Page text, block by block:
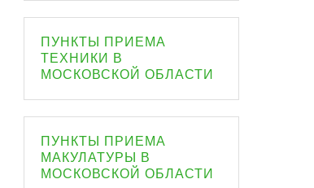
ПУНКТЫ ПРИЕМА
ТЕХНИКИ В
МОСКОВСКОЙ ОБЛАСТИ
ПУНКТЫ ПРИЕМА
МАКУЛАТУРЫ В
МОСКОВСКОЙ ОБЛАСТИ